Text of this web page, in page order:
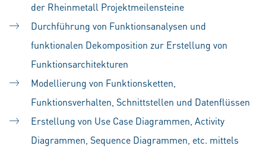
der Rheinmetall Projektmeilensteine
Durchführung von Funktionsanalysen und
funktionalen Dekomposition zur Erstellung von
Funktionsarchitekturen
Modellierung von Funktionsketten,
Funktionsverhalten, Schnittstellen und Datenflüssen
Erstellung von Use Case Diagrammen, Activity
Diagrammen, Sequence Diagrammen, etc. mittels